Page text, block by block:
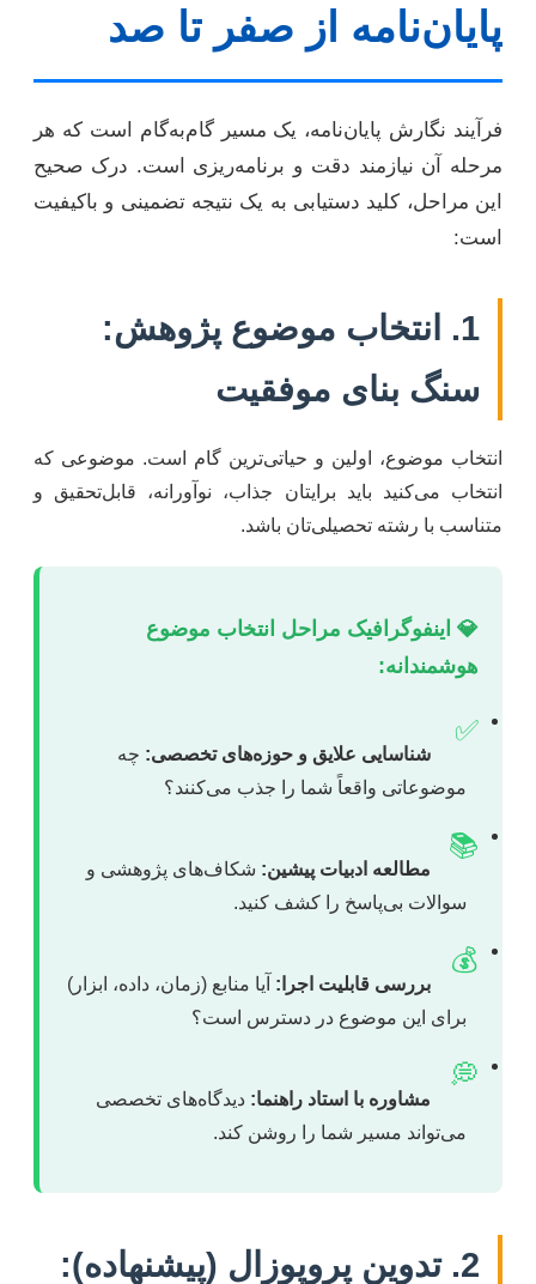
پایان‌نامه از صفر تا صد
فرآیند نگارش پایان‌نامه، یک مسیر گام‌به‌گام است که هر
مرحله آن نیازمند دقت و برنامه‌ریزی است. درک صحیح
این مراحل، کلید دستیابی به یک نتیجه تضمینی و باکیفیت
است:
1. انتخاب موضوع پژوهش:
سنگ بنای موفقیت
انتخاب موضوع، اولین و حیاتی‌ترین گام است. موضوعی که
انتخاب می‌کنید باید برایتان جذاب، نوآورانه، قابل‌تحقیق و
متناسب با رشته تحصیلی‌تان باشد.
💎 اینفوگرافیک مراحل انتخاب موضوع
هوشمندانه:
✅
شناسایی علایق و حوزه‌های تخصصی: چه
موضوعاتی واقعاً شما را جذب می‌کنند؟
📚
مطالعه ادبیات پیشین: شکاف‌های پژوهشی و
سوالات بی‌پاسخ را کشف کنید.
💰
بررسی قابلیت اجرا: آیا منابع (زمان، داده، ابزار)
برای این موضوع در دسترس است؟
💭
مشاوره با استاد راهنما: دیدگاه‌های تخصصی
می‌تواند مسیر شما را روشن کند.
2. تدوین پروپوزال (پیشنهاده):